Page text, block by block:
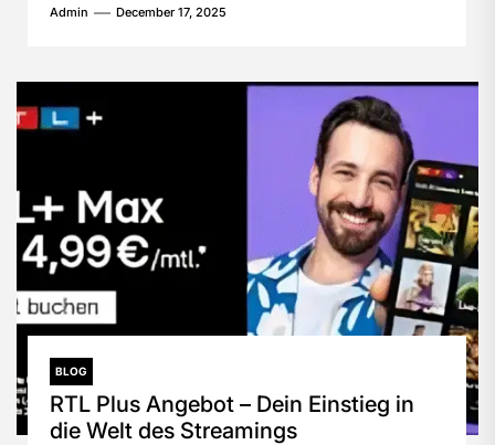
Admin December 17, 2025
BLOG
RTL Plus Angebot – Dein Einstieg in
die Welt des Streamings